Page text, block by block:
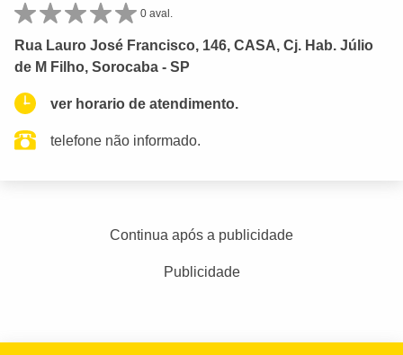
0 aval.
Rua Lauro José Francisco, 146, CASA, Cj. Hab. Júlio
de M Filho, Sorocaba - SP
ver horario de atendimento.
telefone não informado.
Continua após a publicidade
Publicidade